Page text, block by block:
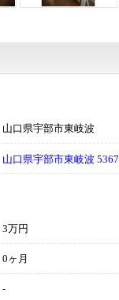
山口県宇部市東岐波
山口県宇部市東岐波 5367
3万円
0ヶ月
-